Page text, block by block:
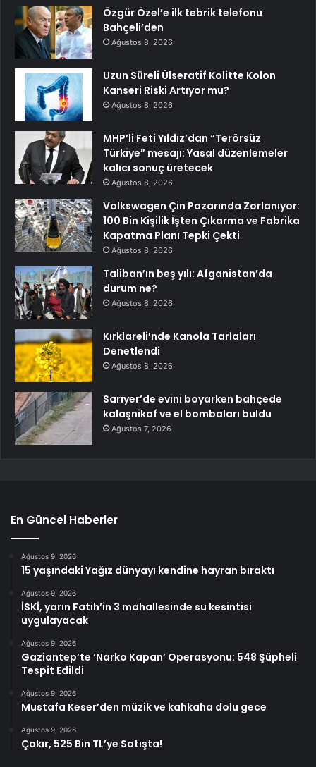
Özgür Özel’e ilk tebrik telefonu
Bahçeli’den
Ağustos 8, 2026
Uzun Süreli Ülseratif Kolitte Kolon
Kanseri Riski Artıyor mu?
Ağustos 8, 2026
MHP’li Feti Yıldız’dan “Terörsüz
Türkiye” mesajı: Yasal düzenlemeler
kalıcı sonuç üretecek
Ağustos 8, 2026
Volkswagen Çin Pazarında Zorlanıyor:
100 Bin Kişilik İşten Çıkarma ve Fabrika
Kapatma Planı Tepki Çekti
Ağustos 8, 2026
Taliban’ın beş yılı: Afganistan’da
durum ne?
Ağustos 8, 2026
Kırklareli’nde Kanola Tarlaları
Denetlendi
Ağustos 8, 2026
Sarıyer’de evini boyarken bahçede
kalaşnikof ve el bombaları buldu
Ağustos 7, 2026
En Güncel Haberler
Ağustos 9, 2026
15 yaşındaki Yağız dünyayı kendine hayran bıraktı
Ağustos 9, 2026
İSKİ, yarın Fatih’in 3 mahallesinde su kesintisi
uygulayacak
Ağustos 9, 2026
Gaziantep’te ‘Narko Kapan’ Operasyonu: 548 Şüpheli
Tespit Edildi
Ağustos 9, 2026
Mustafa Keser’den müzik ve kahkaha dolu gece
Ağustos 9, 2026
Çakır, 525 Bin TL’ye Satışta!